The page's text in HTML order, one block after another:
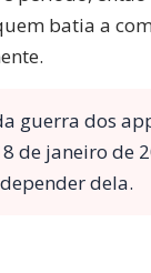
batia a
guerra dos
de janeiro de
dela.